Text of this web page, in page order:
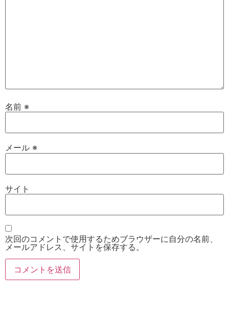
名前 ※
メール ※
サイト
次回のコメントで使用するためブラウザーに自分の名前、
メールアドレス、サイトを保存する。